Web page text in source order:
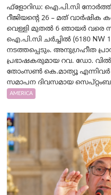
ഫ്ളോറിഡ: ഐ.പി.സി
റീജിയന്റെ 26 – മത്
വെള്ളി മുതൽ 6 ഞായർ വരെ
ഐ.പി.സി ചർച്ചിൽ (6180 NW
നടത്തപ്പെടും. അനുഗ്രഹീത
പ്രഭാഷകരുമായ റവ. ഡോ.
തോംസൺ കെ.മാത്യൂ എന്നിവർ
സമാപന ദിവസമായ
AMERICA